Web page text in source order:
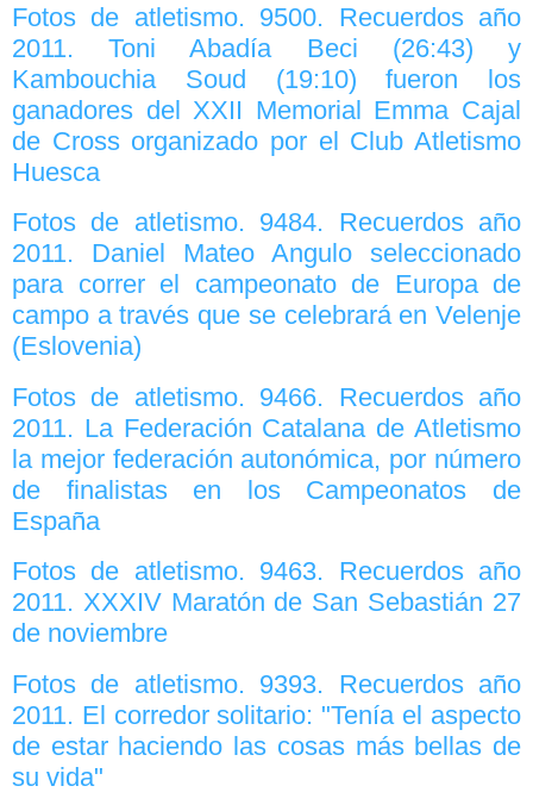
Fotos de atletismo. 9500. Recuerdos año
2011. Toni Abadía Beci (26:43) y
Kambouchia Soud (19:10) fueron los
ganadores del XXII Memorial Emma Cajal
de Cross organizado por el Club Atletismo
Huesca
Fotos de atletismo. 9484. Recuerdos año
2011. Daniel Mateo Angulo seleccionado
para correr el campeonato de Europa de
campo a través que se celebrará en Velenje
(Eslovenia)
Fotos de atletismo. 9466. Recuerdos año
2011. La Federación Catalana de Atletismo
la mejor federación autonómica, por número
de finalistas en los Campeonatos de
España
Fotos de atletismo. 9463. Recuerdos año
2011. XXXIV Maratón de San Sebastián 27
de noviembre
Fotos de atletismo. 9393. Recuerdos año
2011. El corredor solitario: "Tenía el aspecto
de estar haciendo las cosas más bellas de
su vida"